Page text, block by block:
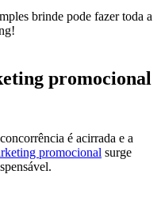
brinde pode fazer toda a
promocional
é acirrada e a
promocional surge